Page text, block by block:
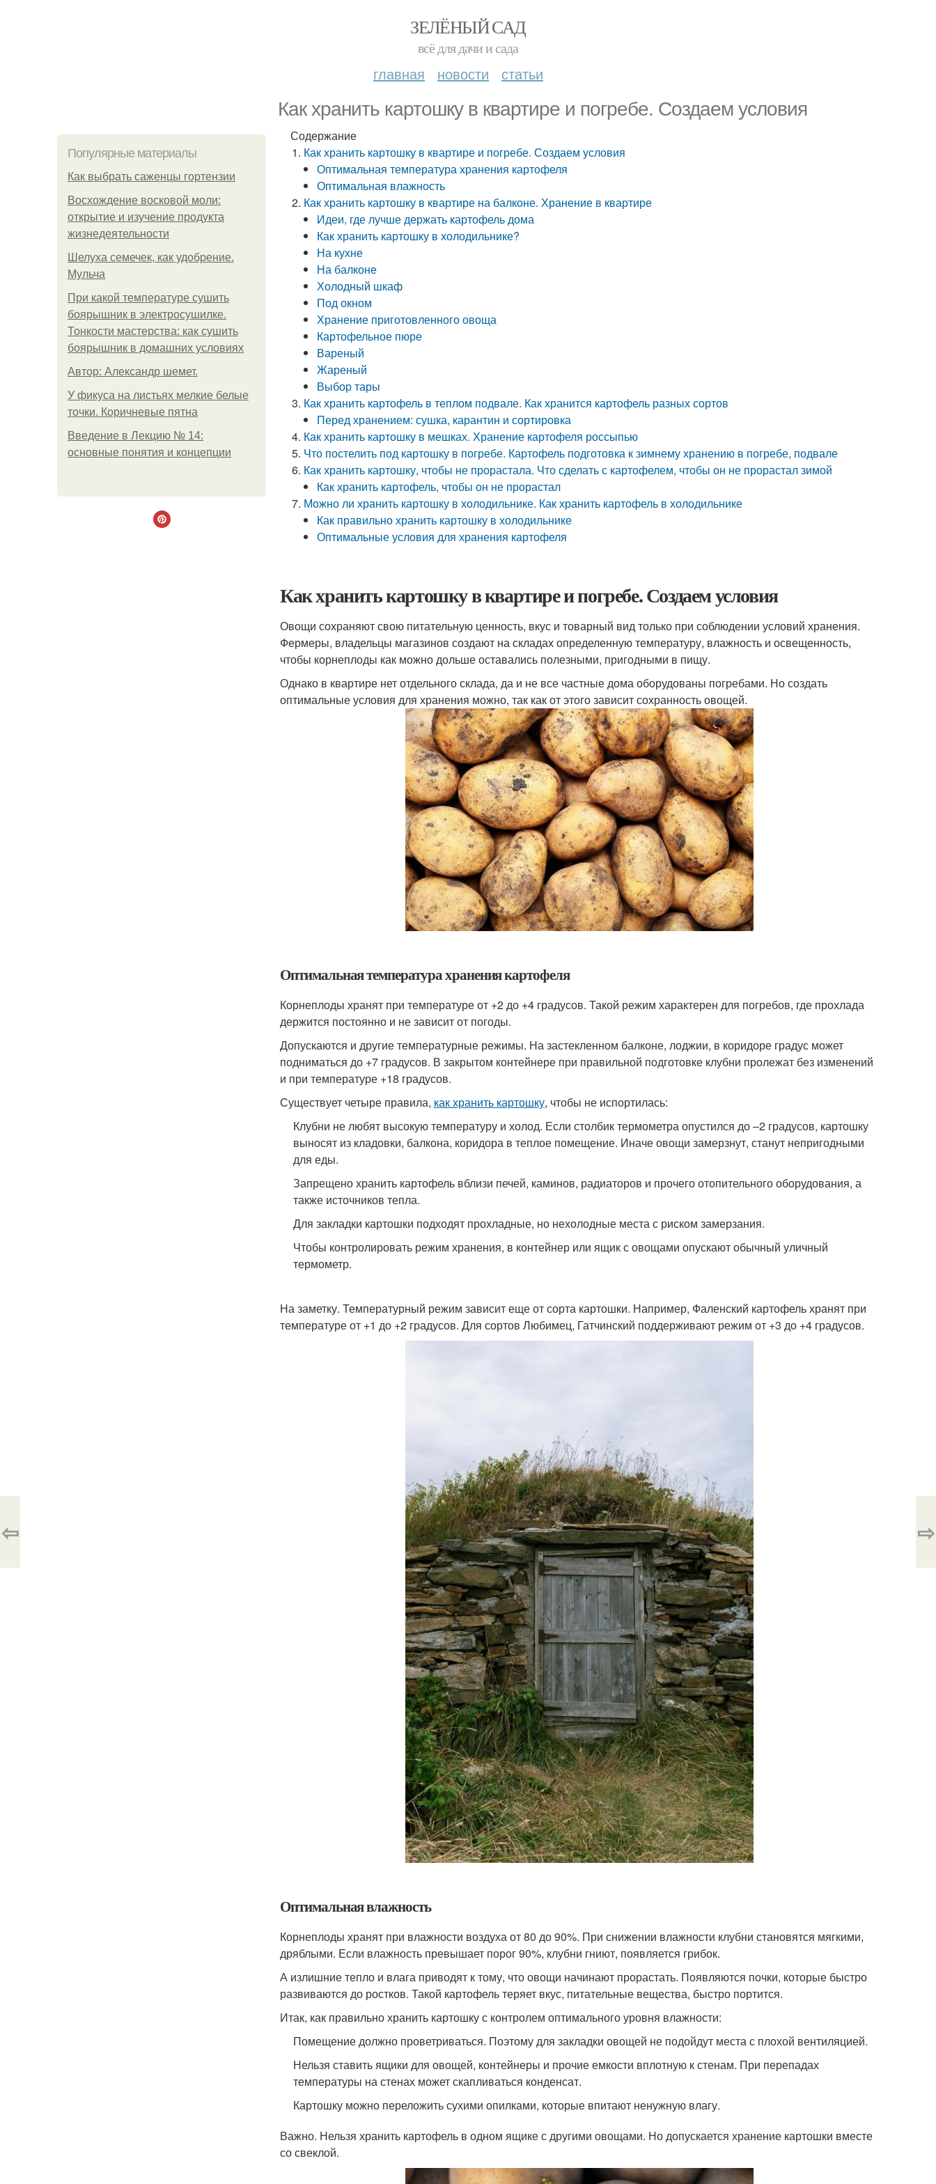
ЗЕЛЁНЫЙ САД
всё для дачи и сада
главная новости статьи
Как хранить картошку в квартире и погребе. Создаем условия
Популярные материалы
Как выбрать саженцы гортензии
Восхождение восковой моли:
открытие и изучение продукта
жизнедеятельности
Шелуха семечек, как удобрение.
Мульча
При какой температуре сушить
боярышник в электросушилке.
Тонкости мастерства: как сушить
боярышник в домашних условиях
Автор: Александр шемет.
У фикуса на листьях мелкие белые
точки. Коричневые пятна
Введение в Лекцию № 14:
основные понятия и концепции
Содержание
Как хранить картошку в квартире и погребе. Создаем условия
Оптимальная температура хранения картофеля
Оптимальная влажность
Как хранить картошку в квартире на балконе. Хранение в квартире
Идеи, где лучше держать картофель дома
Как хранить картошку в холодильнике?
На кухне
На балконе
Холодный шкаф
Под окном
Хранение приготовленного овоща
Картофельное пюре
Вареный
Жареный
Выбор тары
Как хранить картофель в теплом подвале. Как хранится картофель разных сортов
Перед хранением: сушка, карантин и сортировка
Как хранить картошку в мешках. Хранение картофеля россыпью
Что постелить под картошку в погребе. Картофель подготовка к зимнему хранению в погребе, подвале
Как хранить картошку, чтобы не прорастала. Что сделать с картофелем, чтобы он не прорастал зимой
Как хранить картофель, чтобы он не прорастал
Можно ли хранить картошку в холодильнике. Как хранить картофель в холодильнике
Как правильно хранить картошку в холодильнике
Оптимальные условия для хранения картофеля
Как хранить картошку в квартире и погребе. Создаем условия
Овощи сохраняют свою питательную ценность, вкус и товарный вид только при соблюдении условий хранения.
Фермеры, владельцы магазинов создают на складах определенную температуру, влажность и освещенность,
чтобы корнеплоды как можно дольше оставались полезными, пригодными в пищу.
Однако в квартире нет отдельного склада, да и не все частные дома оборудованы погребами. Но создать
оптимальные условия для хранения можно, так как от этого зависит сохранность овощей.
Оптимальная температура хранения картофеля
Корнеплоды хранят при температуре от +2 до +4 градусов. Такой режим характерен для погребов, где прохлада
держится постоянно и не зависит от погоды.
Допускаются и другие температурные режимы. На застекленном балконе, лоджии, в коридоре градус может
подниматься до +7 градусов. В закрытом контейнере при правильной подготовке клубни пролежат без изменений
и при температуре +18 градусов.
Существует четыре правила, как хранить картошку, чтобы не испортилась:
Клубни не любят высокую температуру и холод. Если столбик термометра опустился до –2 градусов, картошку
выносят из кладовки, балкона, коридора в теплое помещение. Иначе овощи замерзнут, станут непригодными
для еды.
Запрещено хранить картофель вблизи печей, каминов, радиаторов и прочего отопительного оборудования, а
также источников тепла.
Для закладки картошки подходят прохладные, но нехолодные места с риском замерзания.
Чтобы контролировать режим хранения, в контейнер или ящик с овощами опускают обычный уличный
термометр.
На заметку. Температурный режим зависит еще от сорта картошки. Например, Фаленский картофель хранят при
температуре от +1 до +2 градусов. Для сортов Любимец, Гатчинский поддерживают режим от +3 до +4 градусов.
Оптимальная влажность
Корнеплоды хранят при влажности воздуха от 80 до 90%. При снижении влажности клубни становятся мягкими,
дряблыми. Если влажность превышает порог 90%, клубни гниют, появляется грибок.
А излишние тепло и влага приводят к тому, что овощи начинают прорастать. Появляются почки, которые быстро
развиваются до ростков. Такой картофель теряет вкус, питательные вещества, быстро портится.
Итак, как правильно хранить картошку с контролем оптимального уровня влажности:
Помещение должно проветриваться. Поэтому для закладки овощей не подойдут места с плохой вентиляцией.
Нельзя ставить ящики для овощей, контейнеры и прочие емкости вплотную к стенам. При перепадах
температуры на стенах может скапливаться конденсат.
Картошку можно переложить сухими опилками, которые впитают ненужную влагу.
Важно. Нельзя хранить картофель в одном ящике с другими овощами. Но допускается хранение картошки вместе
со свеклой.
⇦ ⇨